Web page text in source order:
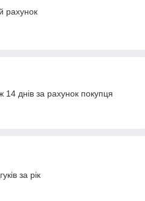
рахунок
днів за рахунок покупця
за рік